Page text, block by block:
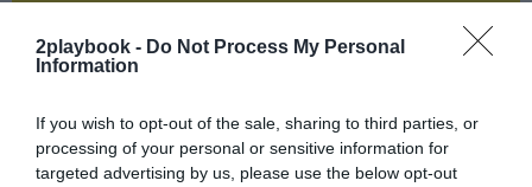
2playbook - Do Not Process My Personal
Information
If you wish to opt-out of the sale, sharing to third parties, or
processing of your personal or sensitive information for
targeted advertising by us, please use the below opt-out
¡Suscríbete!